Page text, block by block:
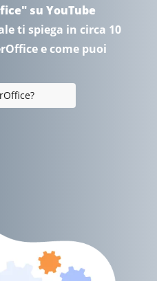
su YouTube
ti spiega in circa 10
e come puoi